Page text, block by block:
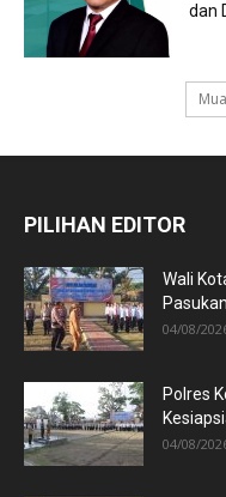
dan
PILIHAN EDITOR
Wali
04/08/
Polres
04/08/